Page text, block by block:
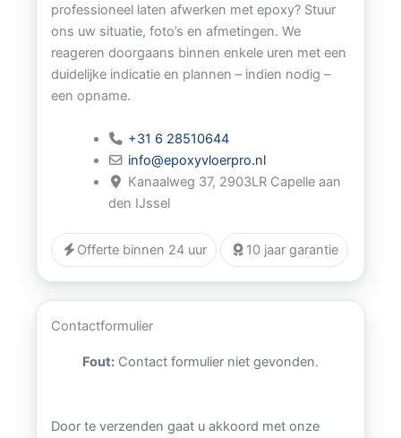
professioneel laten afwerken met epoxy? Stuur
ons uw situatie, foto’s en afmetingen. We
reageren doorgaans binnen enkele uren met een
duidelijke indicatie en plannen – indien nodig –
een opname.
+31 6 28510644
info@epoxyvloerpro.nl
Kanaalweg 37, 2903LR Capelle aan
den IJssel
Offerte binnen 24 uur 10 jaar garantie
Contactformulier
Fout: Contact formulier niet gevonden.
Door te verzenden gaat u akkoord met onze